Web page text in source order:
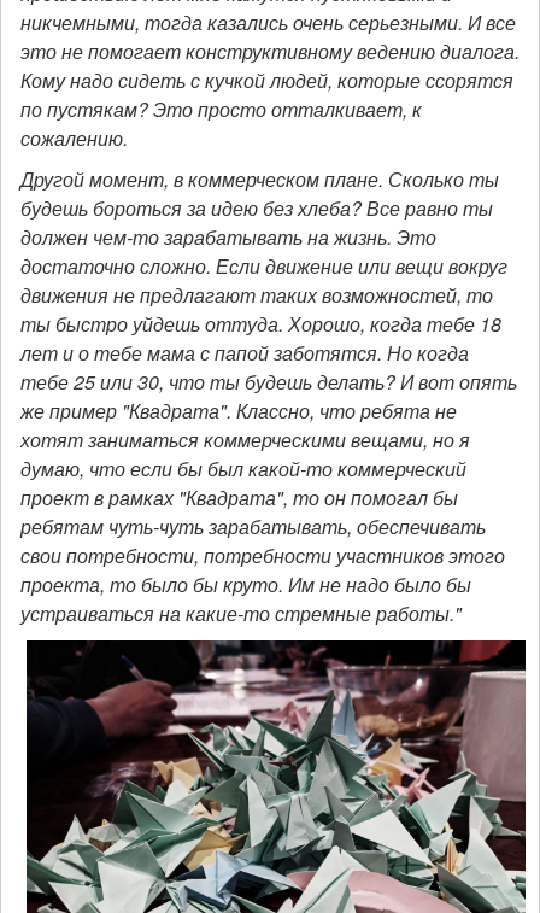
никчемными, тогда казались очень серьезными. И все
это не помогает конструктивному ведению диалога.
Кому надо сидеть с кучкой людей, которые ссорятся
по пустякам? Это просто отталкивает, к
сожалению.
Другой момент, в коммерческом плане. Сколько ты
будешь бороться за идею без хлеба? Все равно ты
должен чем-то зарабатывать на жизнь. Это
достаточно сложно. Если движение или вещи вокруг
движения не предлагают таких возможностей, то
ты быстро уйдешь оттуда. Хорошо, когда тебе 18
лет и о тебе мама с папой заботятся. Но когда
тебе 25 или 30, что ты будешь делать? И вот опять
же пример "Квадрата". Классно, что ребята не
хотят заниматься коммерческими вещами, но я
думаю, что если бы был какой-то коммерческий
проект в рамках "Квадрата", то он помогал бы
ребятам чуть-чуть зарабатывать, обеспечивать
свои потребности, потребности участников этого
проекта, то было бы круто. Им не надо было бы
устраиваться на какие-то стремные работы."